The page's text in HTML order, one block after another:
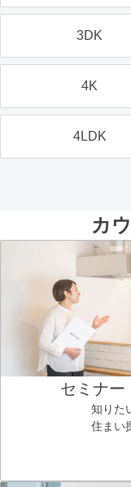
3DK
4K
4LDK
カ
セミナー
知りた
住まい